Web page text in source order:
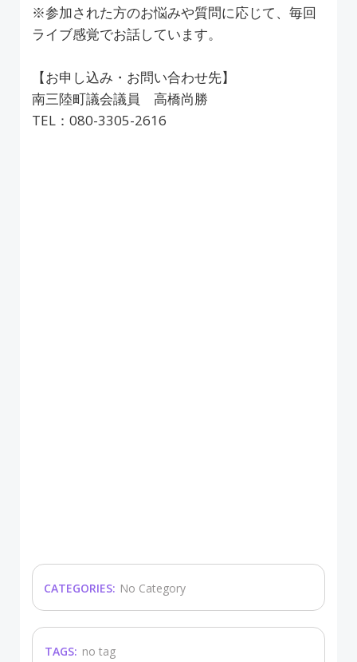
※参加された方のお悩みや質問に応じて、毎回
ライブ感覚でお話しています。
【お申し込み・お問い合わせ先】
南三陸町議会議員 高橋尚勝
TEL：080-3305-2616
CATEGORIES: No Category
TAGS: no tag